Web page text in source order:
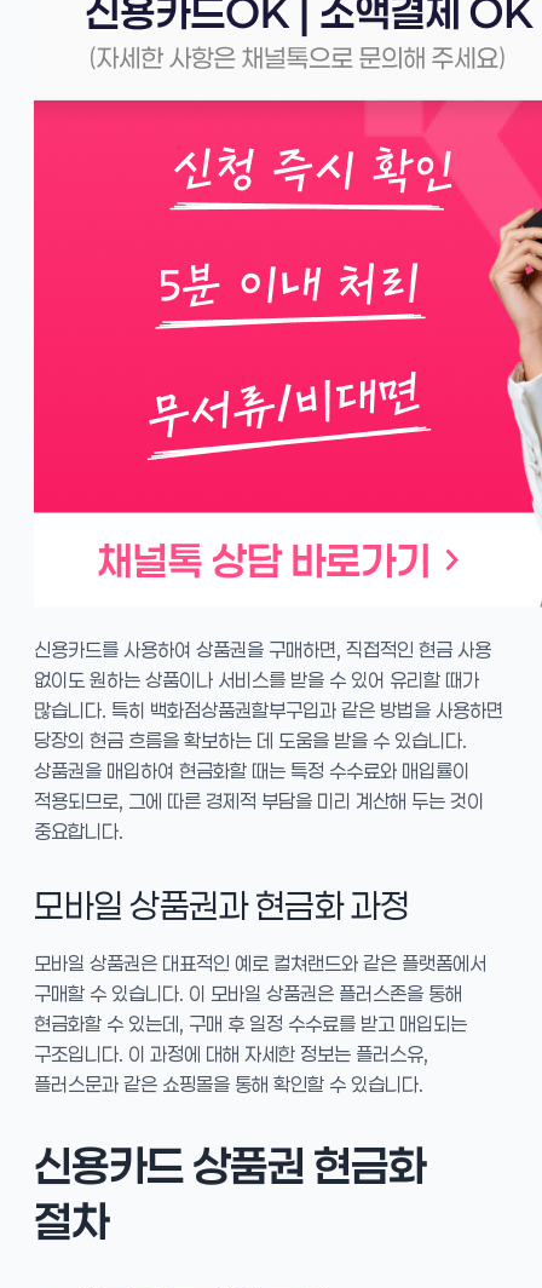
신용카드를 사용하여 상품권을 구매하면, 직접적인 현금 사용
없이도 원하는 상품이나 서비스를 받을 수 있어 유리할 때가
많습니다. 특히 백화점상품권할부구입과 같은 방법을 사용하면
당장의 현금 흐름을 확보하는 데 도움을 받을 수 있습니다.
상품권을 매입하여 현금화할 때는 특정 수수료와 매입률이
적용되므로, 그에 따른 경제적 부담을 미리 계산해 두는 것이
중요합니다.
모바일 상품권과 현금화 과정
모바일 상품권은 대표적인 예로 컬쳐랜드와 같은 플랫폼에서
구매할 수 있습니다. 이 모바일 상품권은 플러스존을 통해
현금화할 수 있는데, 구매 후 일정 수수료를 받고 매입되는
구조입니다. 이 과정에 대해 자세한 정보는 플러스유,
플러스문과 같은 쇼핑몰을 통해 확인할 수 있습니다.
신용카드 상품권 현금화
절차